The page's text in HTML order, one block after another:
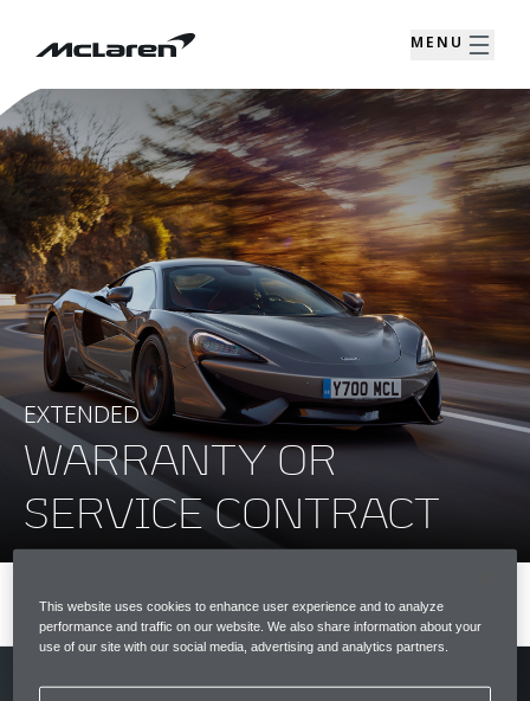
MENU
EXTENDED
WARRANTY OR
SERVICE CONTRACT
MENU REGISTER INTEREST
This website uses cookies to enhance user experience and to analyze
performance and traffic on our website. We also share information about your
use of our site with our social media, advertising and analytics partners.